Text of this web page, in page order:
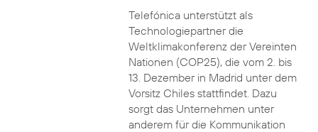
Telefónica unterstützt als
Technologiepartner die
Weltklimakonferenz der Vereinten
Nationen (COP25), die vom 2. bis
13. Dezember in Madrid unter dem
Vorsitz Chiles stattfindet. Dazu
sorgt das Unternehmen unter
anderem für die Kommunikation